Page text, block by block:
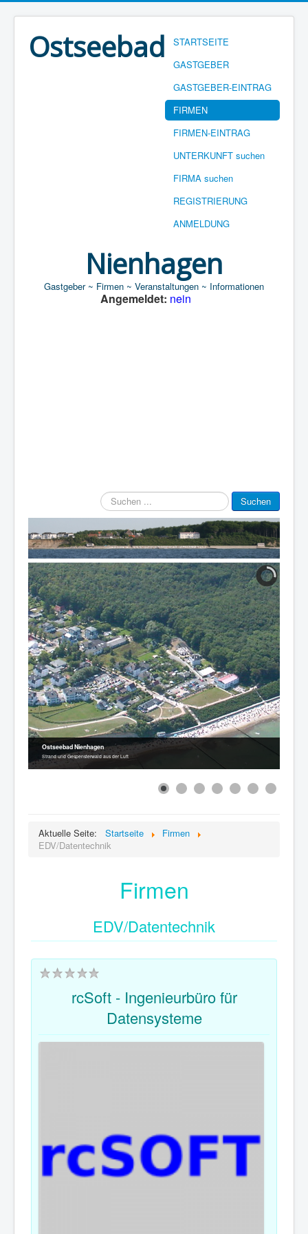
STARTSEITE
GASTGEBER
GASTGEBER-EINTRAG
FIRMEN
FIRMEN-EINTRAG
UNTERKUNFT suchen
FIRMA suchen
REGISTRIERUNG
ANMELDUNG
Ostseebad
Nienhagen
Gastgeber ~ Firmen ~ Veranstaltungen ~ Informationen
Angemeldet: nein
Suchen
...
Suchen
Ostseebad Nienhagen
Strand und Gespensterwald aus der Luft
Aktuelle Seite: Startseite
Firmen
EDV/Datentechnik
Firmen
EDV/Datentechnik
rcSoft - Ingenieurbüro für
Datensysteme